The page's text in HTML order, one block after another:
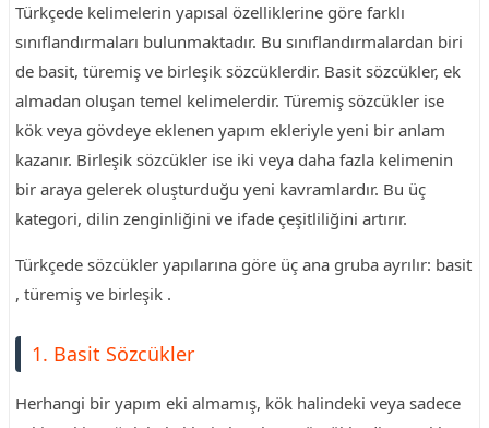
Türkçede kelimelerin yapısal özelliklerine göre farklı
sınıflandırmaları bulunmaktadır. Bu sınıflandırmalardan biri
de basit, türemiş ve birleşik sözcüklerdir. Basit sözcükler, ek
almadan oluşan temel kelimelerdir. Türemiş sözcükler ise
kök veya gövdeye eklenen yapım ekleriyle yeni bir anlam
kazanır. Birleşik sözcükler ise iki veya daha fazla kelimenin
bir araya gelerek oluşturduğu yeni kavramlardır. Bu üç
kategori, dilin zenginliğini ve ifade çeşitliliğini artırır.
Türkçede sözcükler yapılarına göre üç ana gruba ayrılır: basit
, türemiş ve birleşik .
1. Basit Sözcükler
Herhangi bir yapım eki almamış, kök halindeki veya sadece